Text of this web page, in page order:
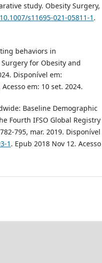
study. Obesity Surgery,
s11695-021-05811-1 .
behaviors in
for Obesity and
Disponível em:
Acesso em: 10 set. 2024.
Baseline Demographic
Fourth IFSO Global Registry
795, mar. 2019. Disponível
1 . Epub 2018 Nov 12. Acesso